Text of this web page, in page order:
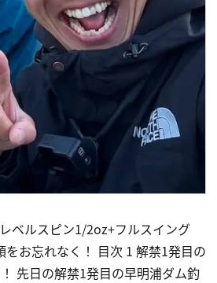
ベルスピン1/2oz+フルスイング
お忘れなく！ 目次 1 解禁1発目の
先日の解禁1発目の早明浦ダム釣